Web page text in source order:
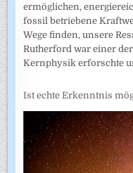
ermöglichen,
fossil betriebene
Wege finden, unsere
Rutherford war einer
Kernphysik erforschte
Ist echte Erkenntnis